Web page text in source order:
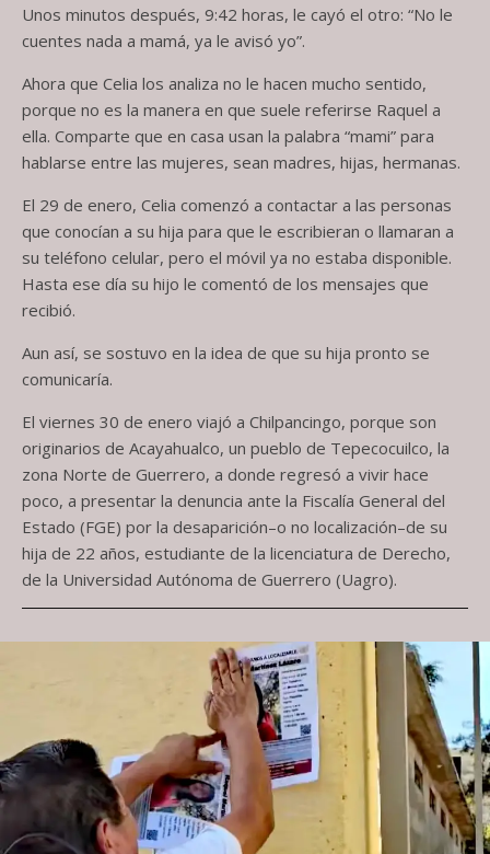
Unos minutos después, 9:42 horas, le cayó el otro: “No le
cuentes nada a mamá, ya le avisó yo”.
Ahora que Celia los analiza no le hacen mucho sentido,
porque no es la manera en que suele referirse Raquel a
ella. Comparte que en casa usan la palabra “mami” para
hablarse entre las mujeres, sean madres, hijas, hermanas.
El 29 de enero, Celia comenzó a contactar a las personas
que conocían a su hija para que le escribieran o llamaran a
su teléfono celular, pero el móvil ya no estaba disponible.
Hasta ese día su hijo le comentó de los mensajes que
recibió.
Aun así, se sostuvo en la idea de que su hija pronto se
comunicaría.
El viernes 30 de enero viajó a Chilpancingo, porque son
originarios de Acayahualco, un pueblo de Tepecocuilco, la
zona Norte de Guerrero, a donde regresó a vivir hace
poco, a presentar la denuncia ante la Fiscalía General del
Estado (FGE) por la desaparición–o no localización–de su
hija de 22 años, estudiante de la licenciatura de Derecho,
de la Universidad Autónoma de Guerrero (Uagro).